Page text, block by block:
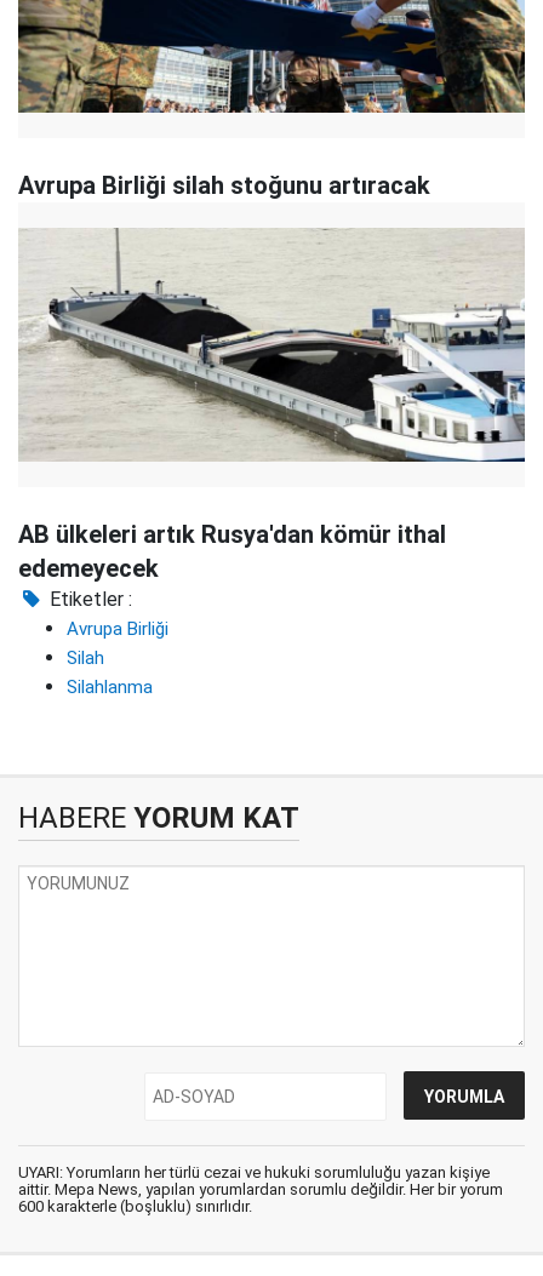
Avrupa Birliği silah stoğunu artıracak
AB ülkeleri artık Rusya'dan kömür ithal
edemeyecek
Etiketler :
Avrupa Birliği
Silah
Silahlanma
HABERE YORUM KAT
UYARI: Yorumların her türlü cezai ve hukuki sorumluluğu yazan kişiye
aittir. Mepa News, yapılan yorumlardan sorumlu değildir. Her bir yorum
600 karakterle (boşluklu) sınırlıdır.